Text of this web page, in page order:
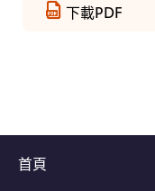
下載PDF
首頁